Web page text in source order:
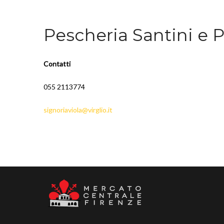
Pescheria Santini e
Contatti
055 2113774
signoriaviola@virglio.it